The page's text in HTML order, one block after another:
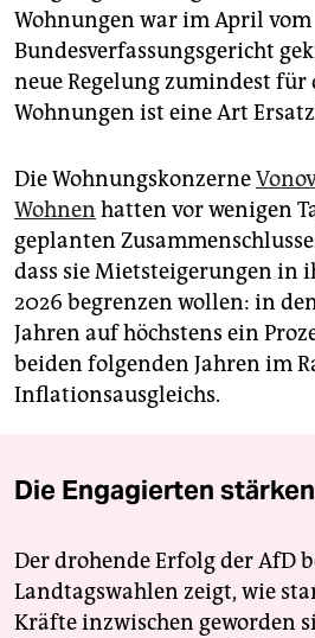
Wohnungen war im April vom
Bundesverfassungsgericht
neue Regelung zumindest
Wohnungen ist eine Art
Die Wohnungskonzerne
Wohnen hatten vor wenigen
geplanten
dass sie Mietsteigerungen in
2026 begrenzen wollen: in
Jahren auf höchstens ein
beiden folgenden Jahren im
Inflationsausgleichs.
Die Engagierten stärken
Der drohende Erfolg der AfD
Landtagswahlen zeigt, wie
Kräfte inzwischen geworden